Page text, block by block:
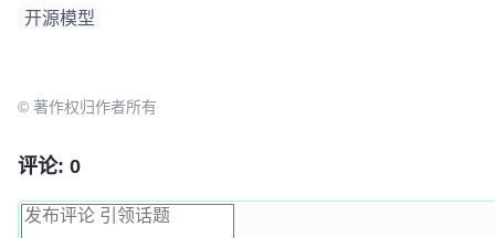
开源模型
© 著作权归作者所有
评论: 0